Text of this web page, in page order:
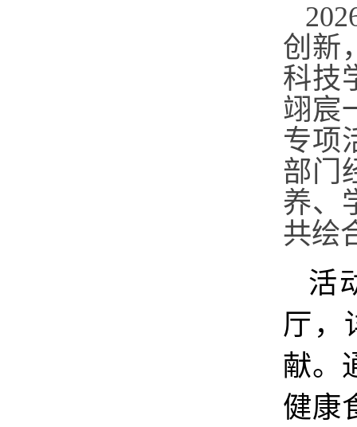
创新
科技
翊宸
专项
部门
养、
共绘
活
厅，
献。
健康